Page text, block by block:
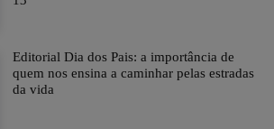
Editorial Dia dos Pais: a importância de
quem nos ensina a caminhar pelas estradas
da vida